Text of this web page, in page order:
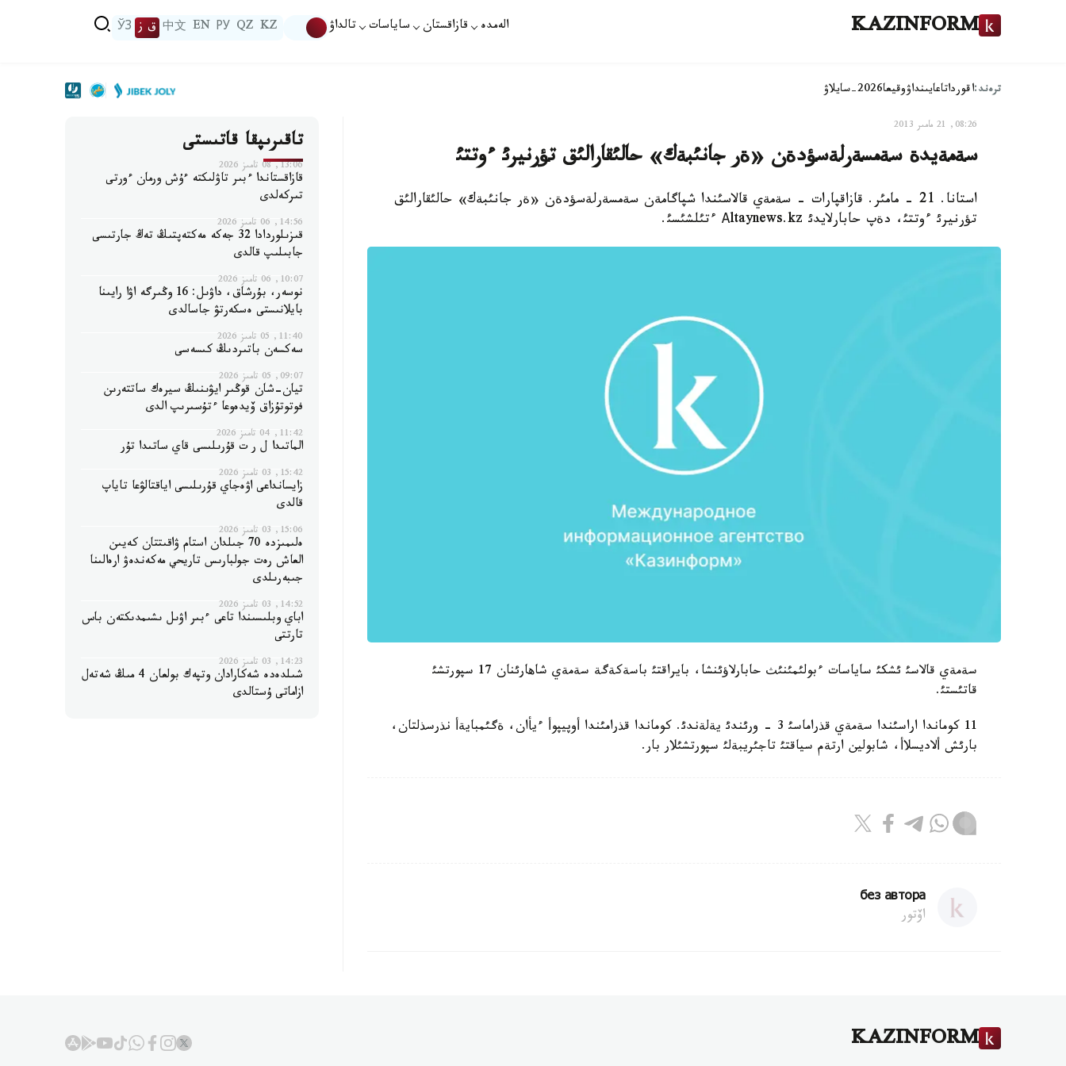
KAZINFORM الەمدە قازاقستان ساياسات تالداۋ KZ
QZ
РУ
EN
中文 ق ز ЎЗ
ترەند:اقورداتاعايىنداۋوقيعا2026-سايلاۋ
08:26, 21 مامىر 2013
سةمةيدة سةمسةرلةسؤدةن «ةر جانئبةك» حالئقارالئق تؤرنيرئ ءوتتئ
استانا. 21 - مامئر. قازاقپارات - سةمةي قالاسئندا شپاگامةن سةمسةرلةسؤدةن «ةر جانئبةك» حالئقارالئق
تؤرنيرئ ءوتتئ، دةپ حابارلايدئ Аltaynews.kz ءتئلشئسئ.
سةمةي قالاسئ ئشكئ ساياسات ءبولئمئنئث حابارلاؤئنشا، بايراقتئ باسةكةگة سةمةي شاهارئنان 17 سپورتشئ
قاتئستئ.
11 كوماندا اراسئندا سةمةي قذراماسئ 3 - ورئندئ يةلةندئ. كوماندا قذرامئندا أوپيپوأ ءيأان، ةگئمبايةأ نذرسذلتان،
بارئش ألاديسلاأ، شابولين ارتةم سياقتئ تاجئريبةلئ سپورتشئلار بار.
без автора
اۆتور
تاقىرىپقا قاتىستى
13:06, 08 تامىز 2026
قازاقستاندا ءبىر تاۋلىكتە ءۇش ورمان ءورتى
تىركەلدى
14:56, 06 تامىز 2026
قىزىلوردادا 32 جەكە مەكتەپتىڭ تەڭ جارتىسى
جابىلىپ قالدى
10:07, 06 تامىز 2026
نوسەر، بۇرشاق، داۋىل: 16 وڭىرگە اۋا رايىنا
بايلانىستى ەسكەرتۋ جاسالدى
11:40, 05 تامىز 2026
سەكسەن باتىردىڭ كىسەسى
09:07, 05 تامىز 2026
تيان-شان قوڭىر ايۋىنىڭ سيرەك ساتتەرىن
فوتوتۇزاق ۆيدەوعا ءتۇسىرىپ الدى
11:42, 04 تامىز 2026
الماتىدا ل ر ت قۇرىلىسى قاي ساتىدا تۇر
15:42, 03 تامىز 2026
زايسانداعى اۋەجاي قۇرىلىسى اياقتالۋعا تاياپ
قالدى
15:06, 03 تامىز 2026
ەلىمىزدە 70 جىلدان استام ۋاقىتتان كەيىن
العاش رەت جولبارىس تاريحي مەكەندەۋ ارەالىنا
جىبەرىلدى
14:52, 03 تامىز 2026
اباي وبلىسىندا تاعى ءبىر اۋىل ىشىمدىكتەن باس
تارتتى
14:23, 03 تامىز 2026
شىلدەدە شەكارادان وتپەك بولعان 4 مىڭ شەتەل
ازاماتى ۇستالدى
KAZINFORM